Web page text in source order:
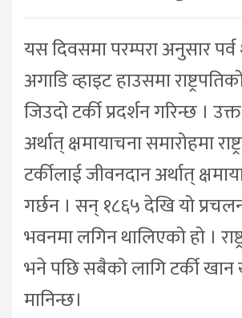
यस दिवसमा परम्परा अनुसार
अगाडि व्हाइट हाउसमा
जिउदो टर्की प्रदर्शन गरिन्छ । उक्त
अर्थात् क्षमायाचना समारोहमा
टर्कीलाई जीवनदान अर्थात्
गर्छन । सन् १८६५ देखि यो प्रचलन
भवनमा लगिन थालिएको हो ।
भने पछि सबैको लागि टर्की
मानिन्छ।